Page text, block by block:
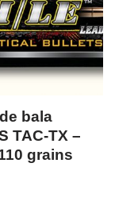
bala
TAC-TX –
grains